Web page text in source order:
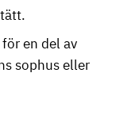
en del av
sophus eller